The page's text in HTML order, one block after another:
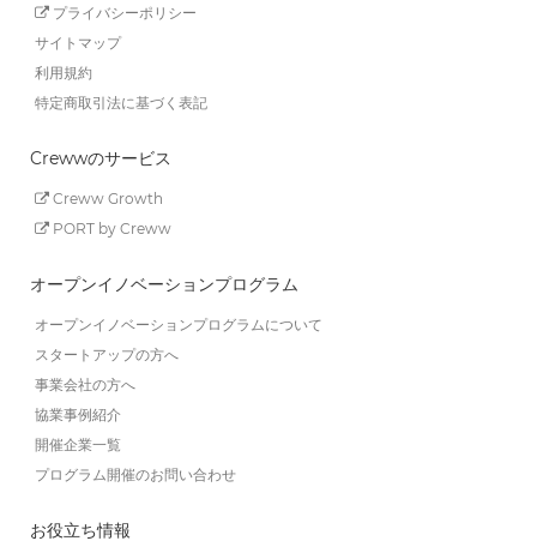
プライバシーポリシー
サイトマップ
利用規約
特定商取引法に基づく表記
Crewwのサービス
Creww Growth
PORT by Creww
オープンイノベーションプログラム
オープンイノベーションプログラムについて
スタートアップの方へ
事業会社の方へ
協業事例紹介
開催企業一覧
プログラム開催のお問い合わせ
お役立ち情報